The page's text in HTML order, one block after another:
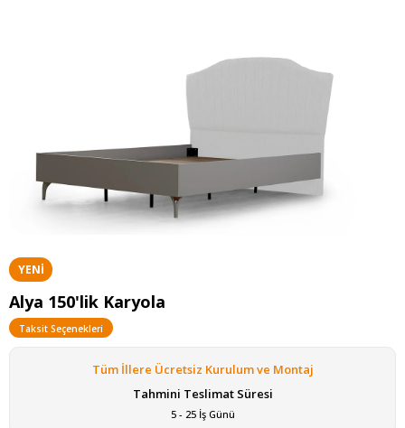
YENI
ÜRÜN
Alya 150'lik Karyola
Taksit Seçenekleri
Tüm İllere Ücretsiz Kurulum ve Montaj
Tahmini Teslimat Süresi
5 - 25 İş Günü